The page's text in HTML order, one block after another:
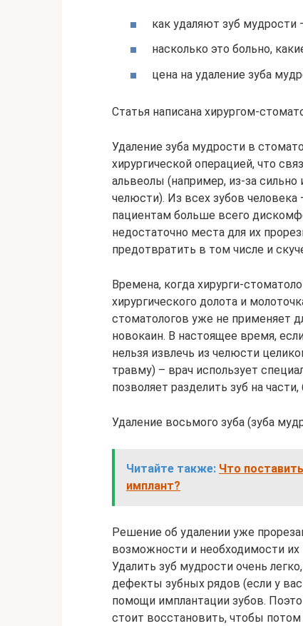
как удаляют зуб мудрости
насколько это больно,
цена на удаление зуба
Статья написана хирургом-
Удаление зуба мудрости в
хирургической операцией, что
альвеолы (например, из-за
челюсти). Из всех зубов
пациентам больше всего
недостаточно места для их
предотвратить в том числе и
Времена, когда хирурги-
хирургического долота и
стоматологов уже не применяет
новокаин. В настоящее время,
нельзя извлечь из челюсти
травму) – врач использует
позволяет разделить зуб на
Удаление восьмого зуба (зуба
Читайте также: Что
имплант?
Решение об удалении уже
возможности и необходимости их
Удалить зуб мудрости очень
дефекты зубных рядов (если у
помощи имплантации зубов.
стоит восстановить, чтобы